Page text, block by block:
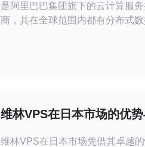
是阿里巴巴集团旗下的云计算服
商，其在全球范围内都有分布式数
应用的速度和响应时间。无论是用
问速度还是数据传输速度，都能
维林VPS在日本市场的优势
维林VPS在日本市场凭借其卓越